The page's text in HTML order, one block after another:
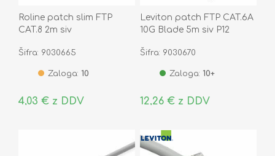
Roline patch slim FTP
CAT.8 2m siv
Šifra: 9030665
Zaloga: 10
4,03 € z DDV
Leviton patch FTP CAT.6A
10G Blade 5m siv P12
Šifra: 9030670
Zaloga: 10+
12,26 € z DDV